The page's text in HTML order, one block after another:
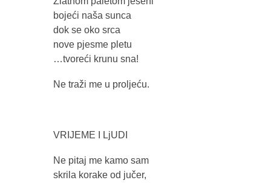
bojeći naša sunca
dok se oko srca
nove pjesme pletu
…tvoreći krunu sna!
Ne traži me u proljeću.
VRIJEME I LjUDI
Ne pitaj me kamo sam
skrila korake od jučer,